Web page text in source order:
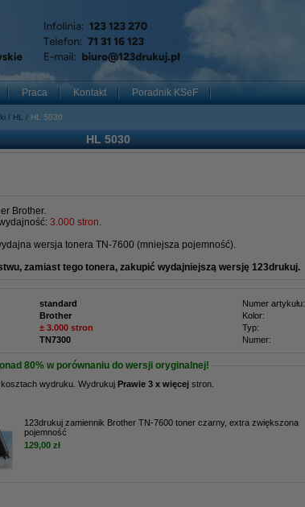
Praca Kontakt Poradnik KSeF
HL HL 5030
HL 5030
Brother.
3.000 stron.
wersja tonera TN-7600 (mniejsza pojemność).
zamiast tego tonera, zakupić wydajniejszą wersję 123drukuj.
standard Numer artykułu:
Brother Kolor:
± 3.000 stron Typ:
TN7300 Numer:
80% w porównaniu do wersji oryginalnej!
wydruku. Wydrukuj Prawie 3 x więcej stron.
123drukuj zamiennik Brother TN-7600 toner czarny, extra zwiększona
pojemność
129,00 zł